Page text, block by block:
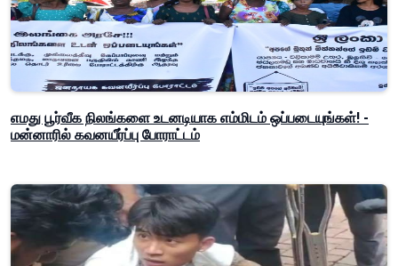
எமது பூர்வீக நிலங்களை உடனடியாக எம்மிடம் ஒப்படையுங்கள்! -
மன்னாரில் கவனயீர்ப்பு போராட்டம்